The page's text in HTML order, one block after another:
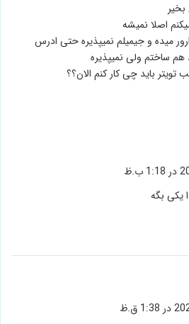
اصلا نمیشه
میده و جیمیلم نمیپذیره حتی ادرس
ساختم ولی نمیپذیره
باید چی کار کنم الان؟؟
یکی بگه